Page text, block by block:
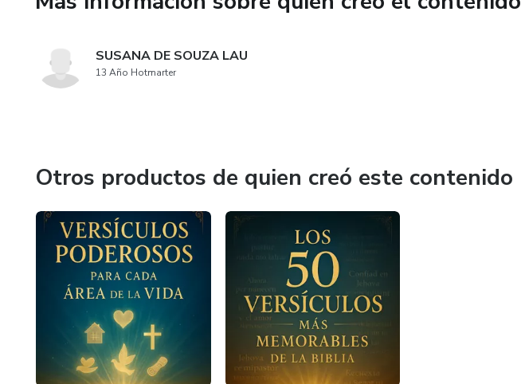
SUSANA DE SOUZA LAU
13 Año Hotmarter
Otros productos de quien creó este contenido